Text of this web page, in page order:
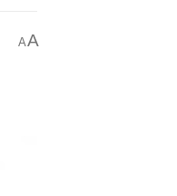
AA